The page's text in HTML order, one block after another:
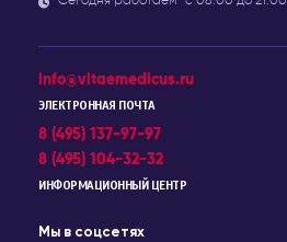
info@vitaemedicus.ru
ЭЛЕКТРОННАЯ ПОЧТА
8 (495) 137-97-97
8 (495) 104-32-32
ИНФОРМАЦИОННЫЙ ЦЕНТР
Мы в соцсетях